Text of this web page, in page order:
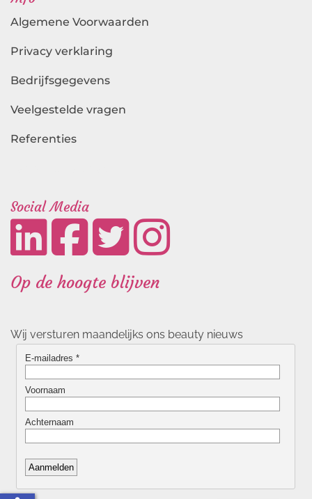
Algemene Voorwaarden
Privacy verklaring
Bedrijfsgegevens
Veelgestelde vragen
Referenties
Social Media
Op de hoogte blijven
Wij versturen maandelijks ons beauty nieuws